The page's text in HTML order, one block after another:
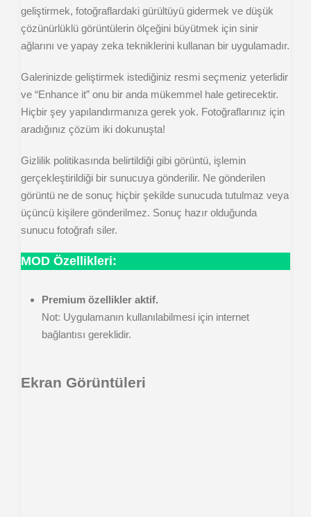
geliştirmek, fotoğraflardaki gürültüyü gidermek ve düşük
çözünürlüklü görüntülerin ölçeğini büyütmek için sinir
ağlarını ve yapay zeka tekniklerini kullanan bir uygulamadır.
Galerinizde geliştirmek istediğiniz resmi seçmeniz yeterlidir
ve “Enhance it” onu bir anda mükemmel hale getirecektir.
Hiçbir şey yapılandırmanıza gerek yok. Fotoğraflarınız için
aradığınız çözüm iki dokunuşta!
Gizlilik politikasında belirtildiği gibi görüntü, işlemin
gerçekleştirildiği bir sunucuya gönderilir. Ne gönderilen
görüntü ne de sonuç hiçbir şekilde sunucuda tutulmaz veya
üçüncü kişilere gönderilmez. Sonuç hazır olduğunda
sunucu fotoğrafı siler.
MOD Özellikleri:
Premium özellikler aktif.
Not: Uygulamanın kullanılabilmesi için internet
bağlantısı gereklidir.
Ekran Görüntüleri